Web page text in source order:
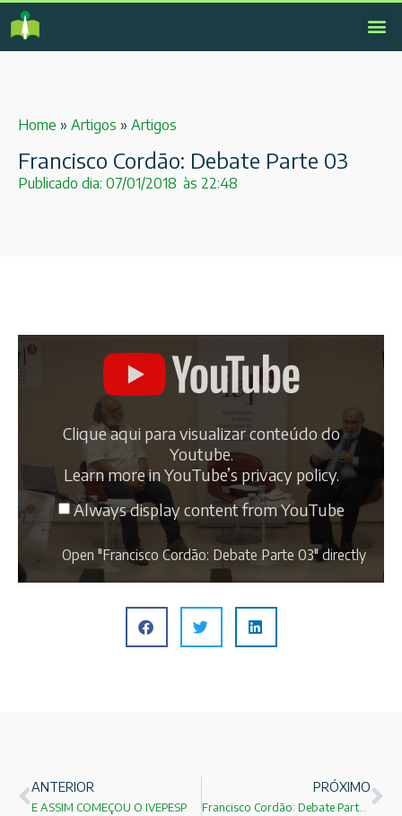
Home » Artigos » Artigos
Francisco Cordão: Debate Parte 03
Publicado dia: 07/01/2018 às 22:48
Clique aqui para visualizar conteúdo do
Youtube.
Learn more inYouTube’s privacy policy.
Always display content from YouTube
Open "Francisco Cordão: Debate Parte 03" directly
ANTERIOR
E ASSIM COMEÇOU O IVEPESP
PRÓXIMO
Francisco Cordão: Debate Parte 02